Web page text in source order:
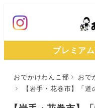
ン
プレミア
おでかけわんこ部 おで
【岩手・花巻市】「道